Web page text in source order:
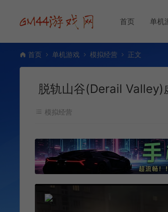
首页 单机
首页 单机游戏 模拟经营 正文
脱轨山谷(Derail Valley)
模拟经营